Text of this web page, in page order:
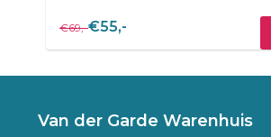
€69,-€55,-
Van der Garde Warenhuis